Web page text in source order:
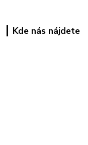
Kde nás nájdete